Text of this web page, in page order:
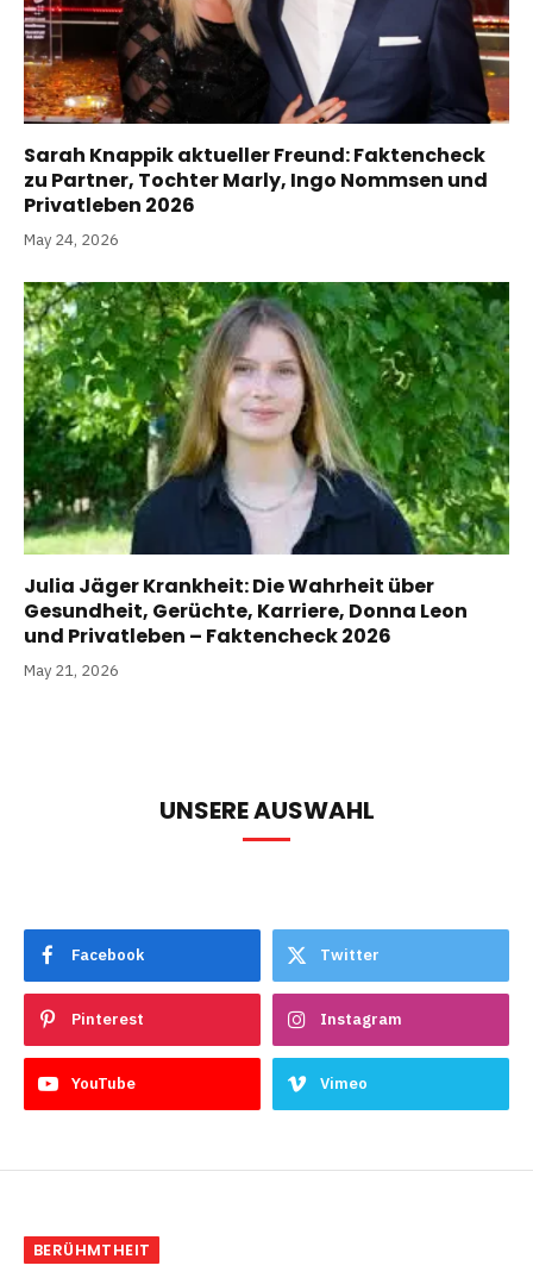
Sarah Knappik aktueller Freund: Faktencheck
zu Partner, Tochter Marly, Ingo Nommsen und
Privatleben 2026
May 24, 2026
Julia Jäger Krankheit: Die Wahrheit über
Gesundheit, Gerüchte, Karriere, Donna Leon
und Privatleben – Faktencheck 2026
May 21, 2026
UNSERE AUSWAHL
Facebook Twitter
Pinterest Instagram
YouTube Vimeo
BERÜHMTHEIT